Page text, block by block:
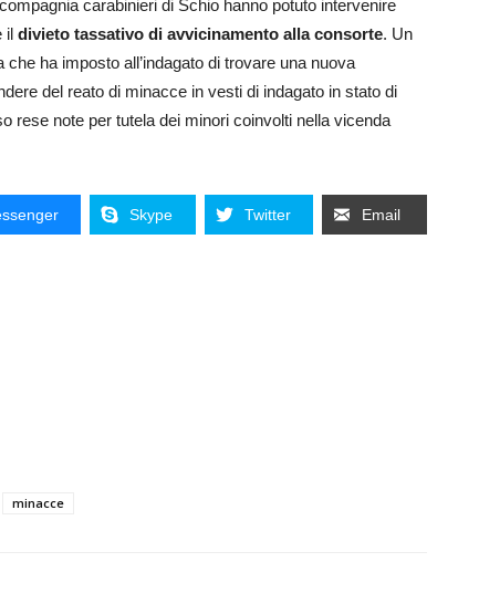
carabinieri di Schio hanno potuto intervenire
il divieto tassativo di avvicinamento alla consorte. Un
ha imposto all’indagato di trovare una nuova
del reato di minacce in vesti di indagato in stato di
rese note per tutela dei minori coinvolti nella vicenda
Skype Twitter Email
minacce